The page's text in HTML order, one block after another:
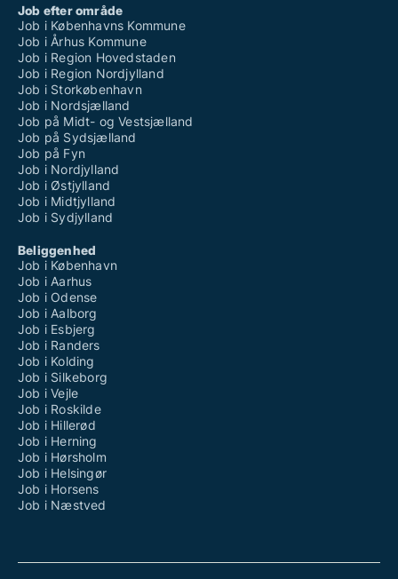
Job efter område
Job i Københavns Kommune
Job i Århus Kommune
Job i Region Hovedstaden
Job i Region Nordjylland
Job i Storkøbenhavn
Job i Nordsjælland
Job på Midt- og Vestsjælland
Job på Sydsjælland
Job på Fyn
Job i Nordjylland
Job i Østjylland
Job i Midtjylland
Job i Sydjylland
Beliggenhed
Job i København
Job i Aarhus
Job i Odense
Job i Aalborg
Job i Esbjerg
Job i Randers
Job i Kolding
Job i Silkeborg
Job i Vejle
Job i Roskilde
Job i Hillerød
Job i Herning
Job i Hørsholm
Job i Helsingør
Job i Horsens
Job i Næstved